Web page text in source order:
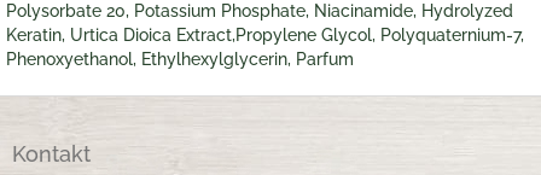
Polysorbate 20, Potassium Phosphate, Niacinamide, Hydrolyzed
Keratin, Urtica Dioica Extract,Propylene Glycol, Polyquaternium-7,
Phenoxyethanol, Ethylhexylglycerin, Parfum
Kontakt